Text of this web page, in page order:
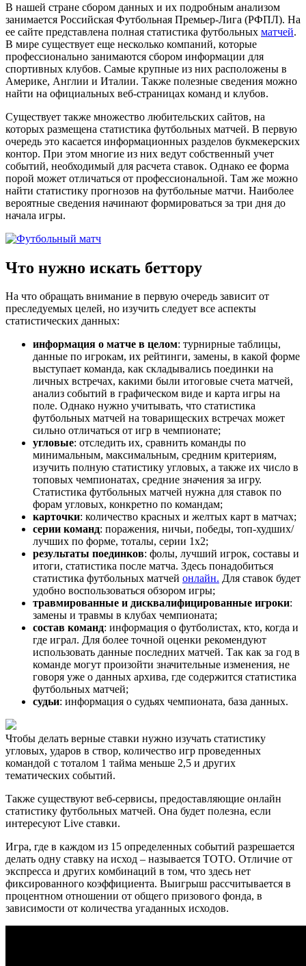
В нашей стране сбором данных и их подробным анализом
занимается Российская Футбольная Премьер-Лига (РФПЛ). На
ее сайте представлена полная статистика футбольных матчей.
В мире существует еще несколько компаний, которые
профессионально занимаются сбором информации для
спортивных клубов. Самые крупные из них расположены в
Америке, Англии и Италии. Также полезные сведения можно
найти на официальных веб-страницах команд и клубов.
Существует также множество любительских сайтов, на
которых размещена статистика футбольных матчей. В первую
очередь это касается информационных разделов букмекерских
контор. При этом многие из них ведут собственный учет
событий, необходимый для расчета ставок. Однако ее форма
порой может отличаться от профессиональной. Там же можно
найти статистику прогнозов на футбольные матчи. Наиболее
вероятные сведения начинают формироваться за три дня до
начала игры.
Что нужно искать беттору
На что обращать внимание в первую очередь зависит от
преследуемых целей, но изучить следует все аспекты
статистических данных:
информация о матче в целом: турнирные таблицы,
данные по игрокам, их рейтинги, замены, в какой форме
выступает команда, как складывались поединки на
личных встречах, какими были итоговые счета матчей,
анализ событий в графическом виде и карта игры на
поле. Однако нужно учитывать, что статистика
футбольных матчей на товарищеских встречах может
сильно отличаться от игр в чемпионате;
угловые: отследить их, сравнить команды по
минимальным, максимальным, средним критериям,
изучить полную статистику угловых, а также их число в
топовых чемпионатах, средние значения за игру.
Статистика футбольных матчей нужна для ставок по
форам угловых, конкретно по командам;
карточки: количество красных и желтых карт в матчах;
серии команд: поражения, ничьи, победы, топ-худших/
лучших по форме, тоталы, серии 1х2;
результаты поединков: фолы, лучший игрок, составы и
итоги, статистика после матча. Здесь понадобиться
статистика футбольных матчей онлайн. Для ставок будет
удобно воспользоваться обзором игры;
травмированные и дисквалифицированные игроки:
замены и травмы в клубах чемпионата;
состав команд: информация о футболистах, кто, когда и
где играл. Для более точной оценки рекомендуют
использовать данные последних матчей. Так как за год в
команде могут произойти значительные изменения, не
говоря уже о данных архива, где содержится статистика
футбольных матчей;
судьи: информация о судьях чемпионата, база данных.
Чтобы делать верные ставки нужно изучать статистику
угловых, ударов в створ, количество игр проведенных
командой с тоталом 1 тайма меньше 2,5 и других
тематических событий.
Также существуют веб-сервисы, предоставляющие онлайн
статистику футбольных матчей. Она будет полезна, если
интересуют Live ставки.
Игра, где в каждом из 15 определенных событий разрешается
делать одну ставку на исход – называется ТОТО. Отличие от
экспресса и других комбинаций в том, что здесь нет
фиксированного коэффициента. Выигрыш рассчитывается в
процентном отношении от общего призового фонда, в
зависимости от количества угаданных исходов.